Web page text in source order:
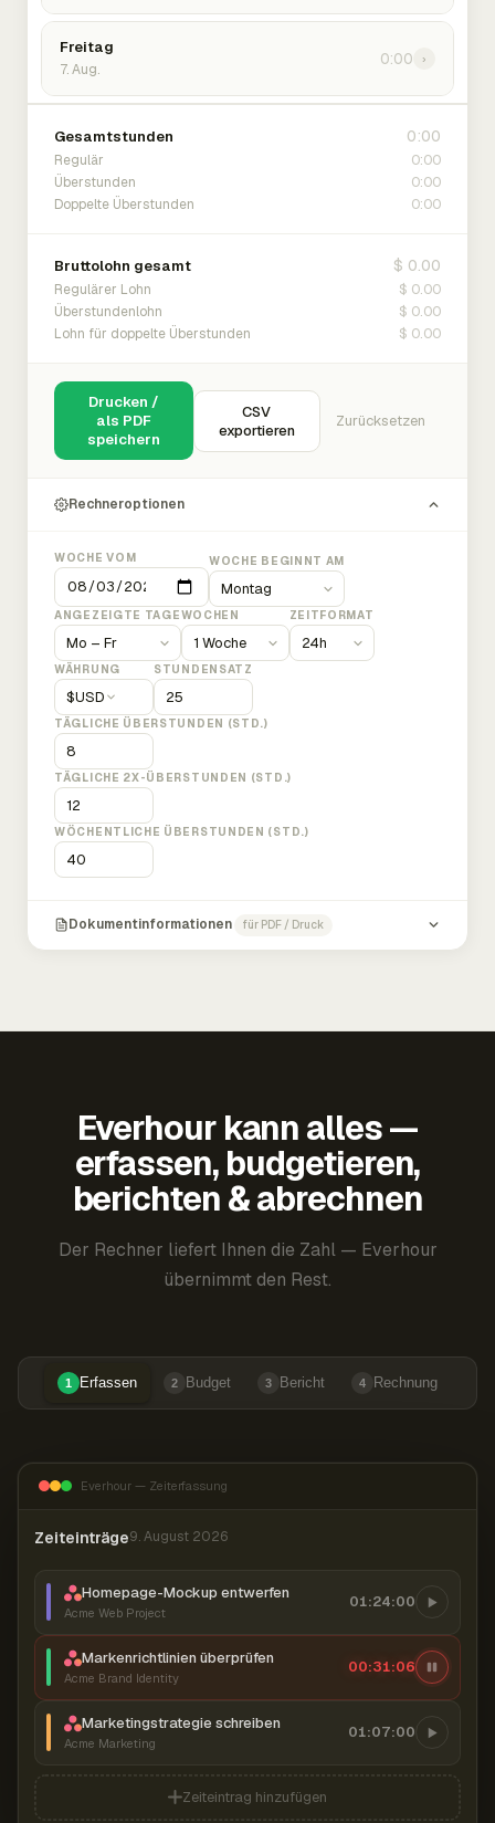
Freitag
7. Aug.
0:00 ›
Gesamtstunden 0:00
Regulär 0:00
Überstunden 0:00
Doppelte Überstunden 0:00
Bruttolohn gesamt $ 0.00
Regulärer Lohn $ 0.00
Überstundenlohn $ 0.00
Lohn für doppelte Überstunden $ 0.00
Drucken /
als PDF
speichern
CSV
exportieren
Zurücksetzen
Rechneroptionen
WOCHE VOM WOCHE BEGINNT AM
ANGEZEIGTE TAGEWOCHEN ZEITFORMAT
WÄHRUNG
$USD
STUNDENSATZ
TÄGLICHE ÜBERSTUNDEN (STD.)
TÄGLICHE 2X-ÜBERSTUNDEN (STD.)
WÖCHENTLICHE ÜBERSTUNDEN (STD.)
Dokumentinformationen für PDF / Druck
Everhour kann alles —
erfassen, budgetieren,
berichten & abrechnen
Der Rechner liefert Ihnen die Zahl — Everhour
übernimmt den Rest.
1 Erfassen 2 Budget 3 Bericht 4 Rechnung
Everhour — Zeiterfassung
Zeiteinträge9. August 2026
Homepage-Mockup entwerfen
Acme Web Project
01:24:00
Markenrichtlinien überprüfen
Acme Brand Identity
00:31:07
Marketingstrategie schreiben
Acme Marketing
01:07:00
Zeiteintrag hinzufügen